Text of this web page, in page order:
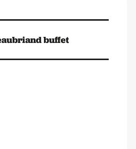
buffet